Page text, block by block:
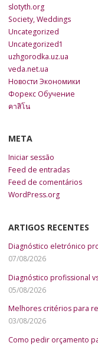
slotyth.org
Society, Weddings
Uncategorized
Uncategorized1
uzhgorodka.uz.ua
veda.net.ua
Новости Экономики
Форекс Обучение
คาสิโน
META
Iniciar sessão
Feed de entradas
Feed de comentários
WordPress.org
ARTIGOS RECENTES
Diagnóstico eletrónico
07/08/2026
Diagnóstico profissional
05/08/2026
Melhores critérios para
03/08/2026
Como pedir orçamento